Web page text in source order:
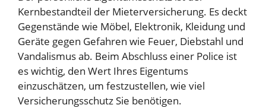
Kernbestandteil der Mieterversicherung. Es deckt
Gegenstände wie Möbel, Elektronik, Kleidung und
Geräte gegen Gefahren wie Feuer, Diebstahl und
Vandalismus ab. Beim Abschluss einer Police ist
es wichtig, den Wert Ihres Eigentums
einzuschätzen, um festzustellen, wie viel
Versicherungsschutz Sie benötigen.